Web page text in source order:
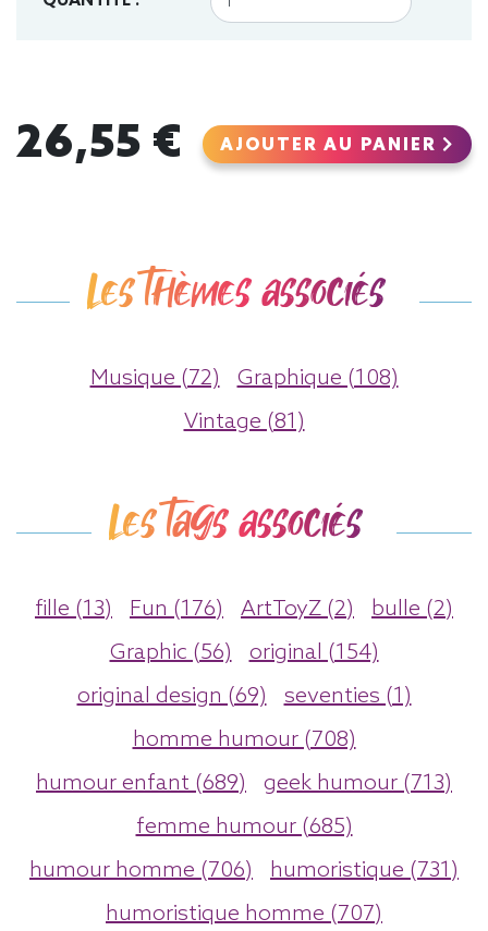
26,55 € AJOUTER AU PANIER
Les thèmes associés
Musique (72)
Graphique (108)
Vintage (81)
Les tags associés
fille (13) Fun (176) ArtToyZ (2)
bulle (2)
Graphic (56)
original (154)
original design (69)
seventies (1)
homme humour (708)
humour enfant (689)
geek humour (713)
femme humour (685)
humour homme (706)
humoristique (731)
humoristique homme (707)